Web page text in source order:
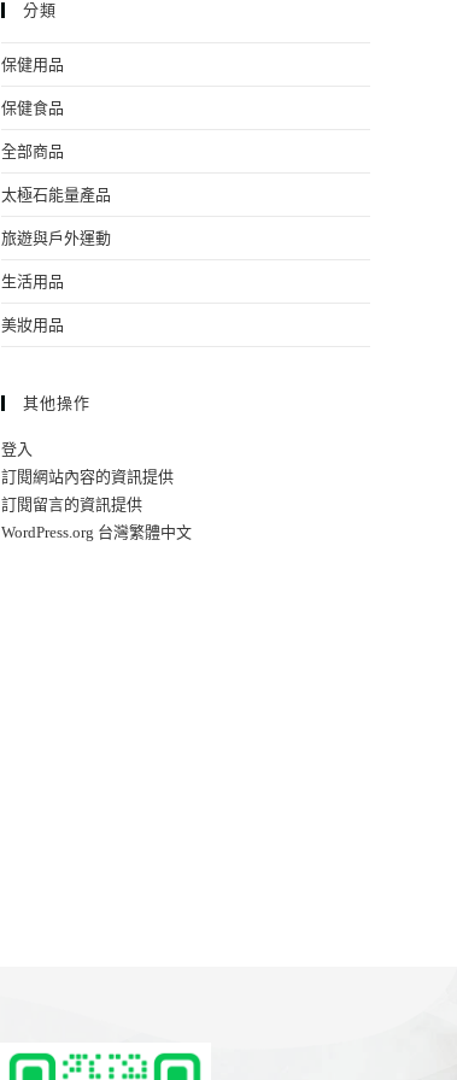
分類
保健用品
保健食品
全部商品
太極石能量產品
旅遊與戶外運動
生活用品
美妝用品
其他操作
登入
訂閱網站內容的資訊提供
訂閱留言的資訊提供
WordPress.org 台灣繁體中文